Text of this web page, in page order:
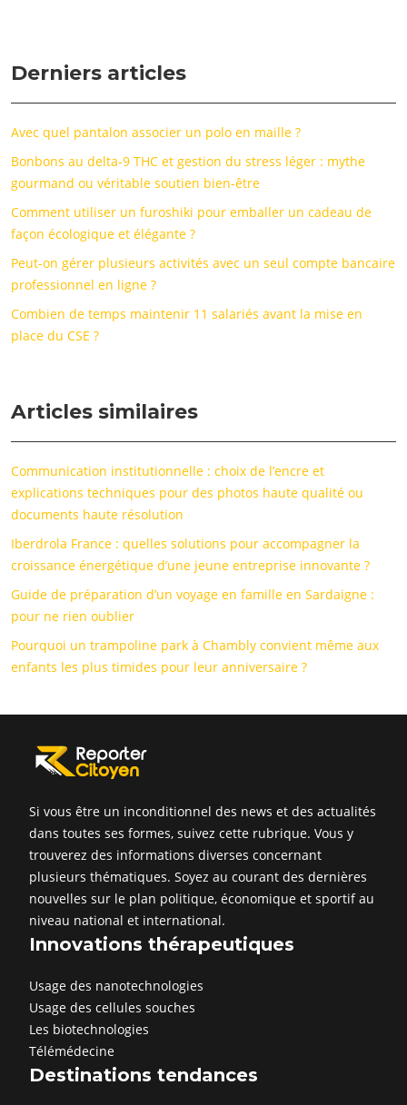
Derniers articles
Avec quel pantalon associer un polo en maille ?
Bonbons au delta-9 THC et gestion du stress léger : mythe
gourmand ou véritable soutien bien-être
Comment utiliser un furoshiki pour emballer un cadeau de
façon écologique et élégante ?
Peut-on gérer plusieurs activités avec un seul compte bancaire
professionnel en ligne ?
Combien de temps maintenir 11 salariés avant la mise en
place du CSE ?
Articles similaires
Communication institutionnelle : choix de l’encre et
explications techniques pour des photos haute qualité ou
documents haute résolution
Iberdrola France : quelles solutions pour accompagner la
croissance énergétique d’une jeune entreprise innovante ?
Guide de préparation d’un voyage en famille en Sardaigne :
pour ne rien oublier
Pourquoi un trampoline park à Chambly convient même aux
enfants les plus timides pour leur anniversaire ?
Si vous être un inconditionnel des news et des actualités
dans toutes ses formes, suivez cette rubrique. Vous y
trouverez des informations diverses concernant
plusieurs thématiques. Soyez au courant des dernières
nouvelles sur le plan politique, économique et sportif au
niveau national et international.
Innovations thérapeutiques
Usage des nanotechnologies
Usage des cellules souches
Les biotechnologies
Télémédecine
Destinations tendances